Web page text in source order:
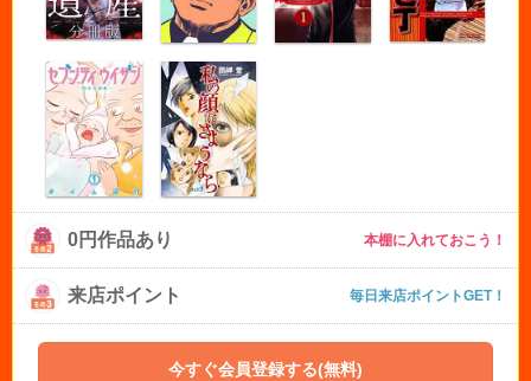
0円作品あり 本棚に入れておこう！
来店ポイント 毎日来店ポイントGET！
今すぐ会員登録する(無料)